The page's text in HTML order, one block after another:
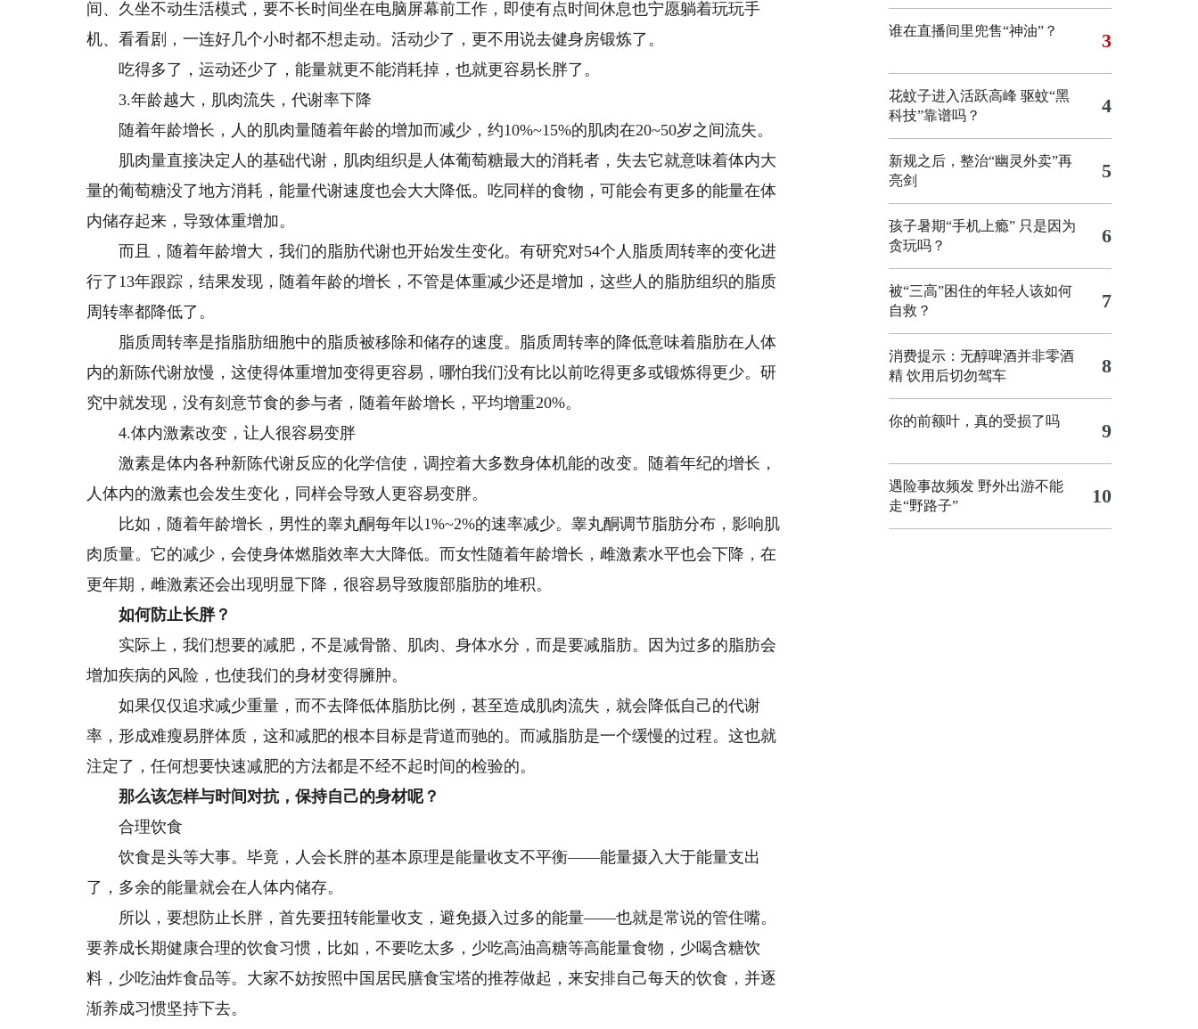
间、久坐不动生活模式，要不长时间坐在电脑屏幕前工作，即使有点时间休息也宁愿躺着玩玩手
机、看看剧，一连好几个小时都不想走动。活动少了，更不用说去健身房锻炼了。
吃得多了，运动还少了，能量就更不能消耗掉，也就更容易长胖了。
3.年龄越大，肌肉流失，代谢率下降
随着年龄增长，人的肌肉量随着年龄的增加而减少，约10%~15%的肌肉在20~50岁之间流失。
肌肉量直接决定人的基础代谢，肌肉组织是人体葡萄糖最大的消耗者，失去它就意味着体内大
量的葡萄糖没了地方消耗，能量代谢速度也会大大降低。吃同样的食物，可能会有更多的能量在体
内储存起来，导致体重增加。
而且，随着年龄增大，我们的脂肪代谢也开始发生变化。有研究对54个人脂质周转率的变化进
行了13年跟踪，结果发现，随着年龄的增长，不管是体重减少还是增加，这些人的脂肪组织的脂质
周转率都降低了。
脂质周转率是指脂肪细胞中的脂质被移除和储存的速度。脂质周转率的降低意味着脂肪在人体
内的新陈代谢放慢，这使得体重增加变得更容易，哪怕我们没有比以前吃得更多或锻炼得更少。研
究中就发现，没有刻意节食的参与者，随着年龄增长，平均增重20%。
4.体内激素改变，让人很容易变胖
激素是体内各种新陈代谢反应的化学信使，调控着大多数身体机能的改变。随着年纪的增长，
人体内的激素也会发生变化，同样会导致人更容易变胖。
比如，随着年龄增长，男性的睾丸酮每年以1%~2%的速率减少。睾丸酮调节脂肪分布，影响肌
肉质量。它的减少，会使身体燃脂效率大大降低。而女性随着年龄增长，雌激素水平也会下降，在
更年期，雌激素还会出现明显下降，很容易导致腹部脂肪的堆积。
如何防止长胖？
实际上，我们想要的减肥，不是减骨骼、肌肉、身体水分，而是要减脂肪。因为过多的脂肪会
增加疾病的风险，也使我们的身材变得臃肿。
如果仅仅追求减少重量，而不去降低体脂肪比例，甚至造成肌肉流失，就会降低自己的代谢
率，形成难瘦易胖体质，这和减肥的根本目标是背道而驰的。而减脂肪是一个缓慢的过程。这也就
注定了，任何想要快速减肥的方法都是不经不起时间的检验的。
那么该怎样与时间对抗，保持自己的身材呢？
合理饮食
饮食是头等大事。毕竟，人会长胖的基本原理是能量收支不平衡——能量摄入大于能量支出
了，多余的能量就会在人体内储存。
所以，要想防止长胖，首先要扭转能量收支，避免摄入过多的能量——也就是常说的管住嘴。
要养成长期健康合理的饮食习惯，比如，不要吃太多，少吃高油高糖等高能量食物，少喝含糖饮
料，少吃油炸食品等。大家不妨按照中国居民膳食宝塔的推荐做起，来安排自己每天的饮食，并逐
渐养成习惯坚持下去。
谁在直播间里兜售“神油”？ 3
花蚊子进入活跃高峰 驱蚊“黑
科技”靠谱吗？
4
新规之后，整治“幽灵外卖”再
亮剑
5
孩子暑期“手机上瘾” 只是因为
贪玩吗？
6
被“三高”困住的年轻人该如何
自救？
7
消费提示：无醇啤酒并非零酒
精 饮用后切勿驾车
8
你的前额叶，真的受损了吗 9
遇险事故频发 野外出游不能
走“野路子”
10